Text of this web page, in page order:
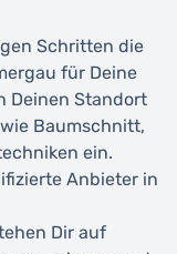
Schritten die
für Deine
Deinen Standort
Baumschnitt,
ein.
Anbieter in
Dir auf